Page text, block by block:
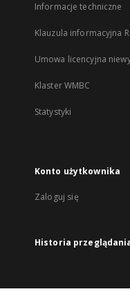
Informacje techniczne
Klauzula informacyjna
Umowa licencyjna
Klaster WMBC
Statystyki
Konto użytkownika
Zaloguj się
Historia